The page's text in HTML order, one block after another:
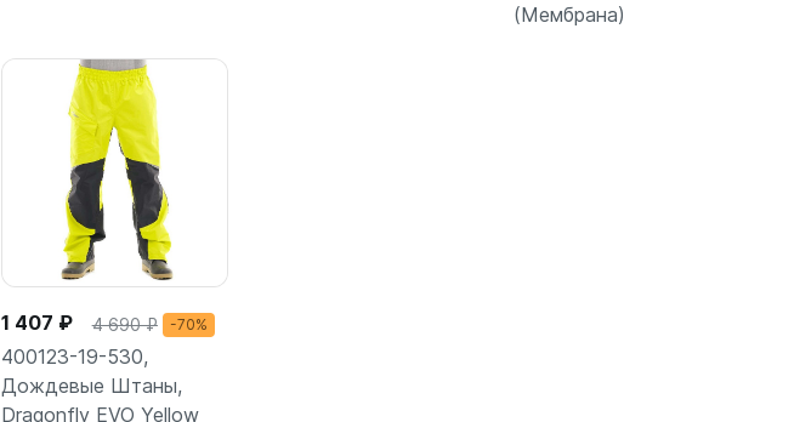
(Мембрана)
1 407 ₽ 4 690 ₽ -70%
400123-19-530,
Дождевые Штаны,
Dragonfly EVO Yellow